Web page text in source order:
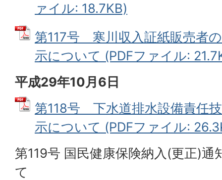
ァイル: 18.7KB)
第117号 寒川収入証紙販売者
示について (PDFファイル:
平成29年10月6日
第118号 下水道排水設備責任
示について (PDFファイル:
第119号 国民健康保険納入(更正)
て